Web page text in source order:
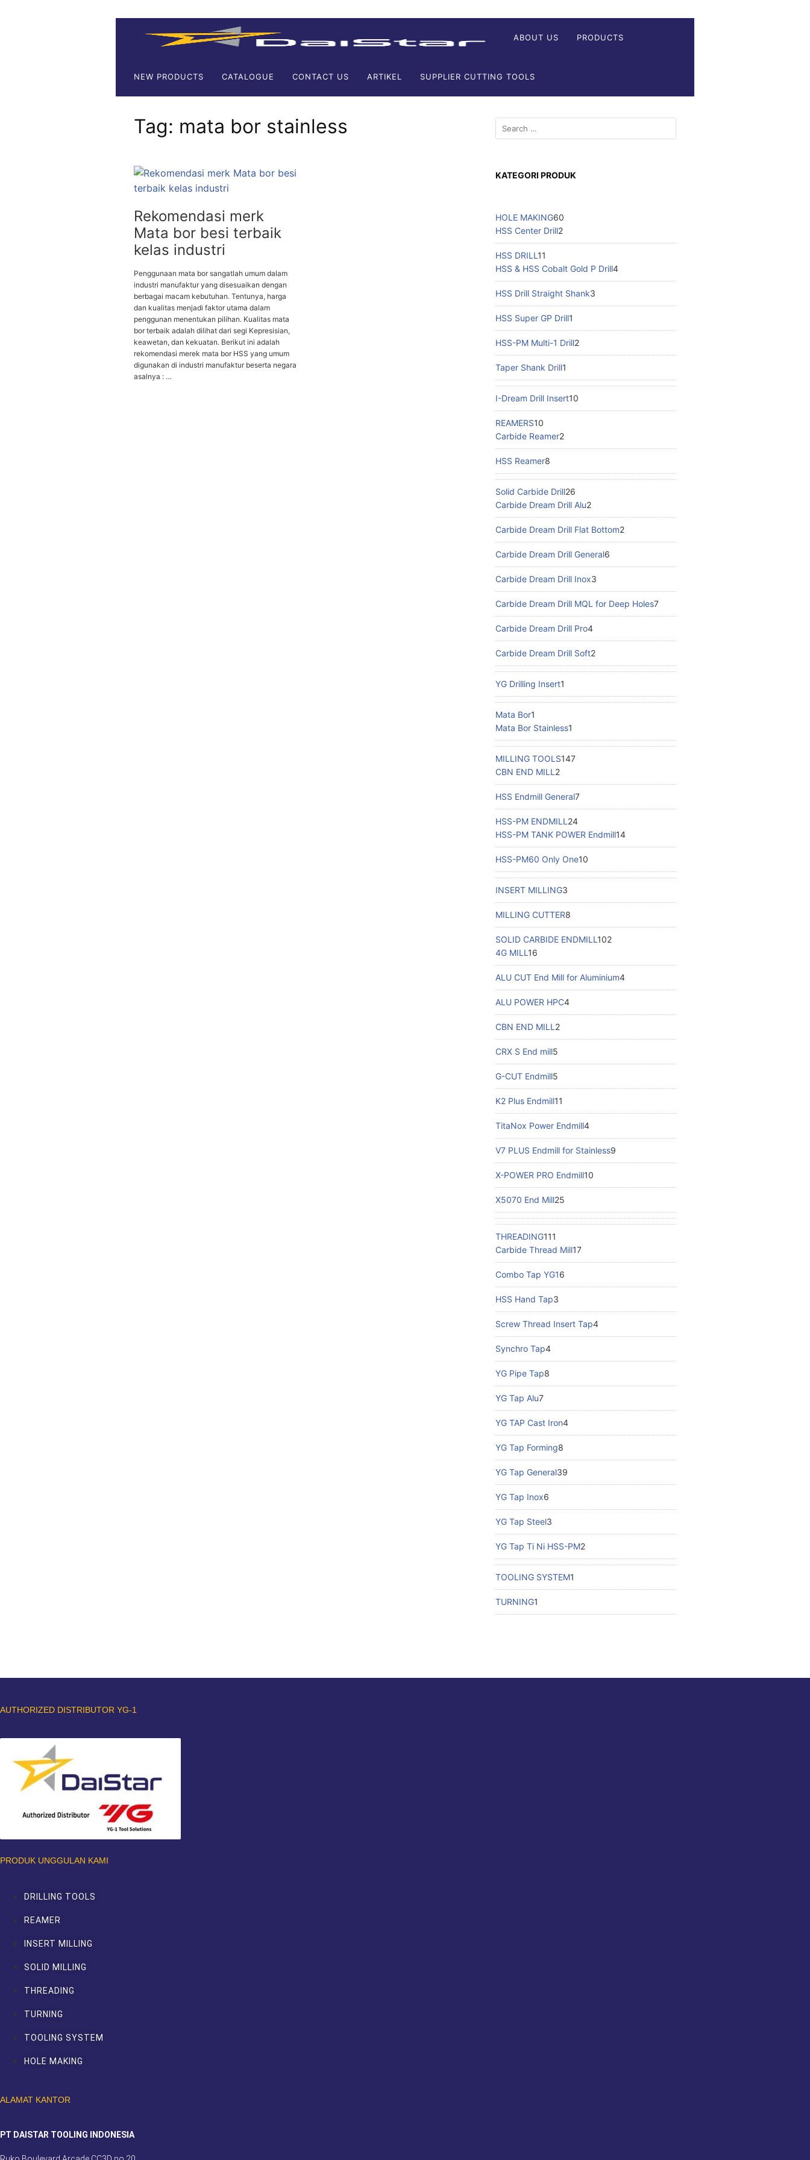
ABOUT US PRODUCTS
NEW PRODUCTS CATALOGUE CONTACT US ARTIKEL SUPPLIER CUTTING TOOLS
Tag: mata bor stainless
Rekomendasi merk
Mata bor besi terbaik
kelas industri
Penggunaan mata bor sangatlah umum dalam
industri manufaktur yang disesuaikan dengan
berbagai macam kebutuhan. Tentunya, harga
dan kualitas menjadi faktor utama dalam
penggunan menentukan pilihan. Kualitas mata
bor terbaik adalah dilihat dari segi Kepresisian,
keawetan, dan kekuatan. Berikut ini adalah
rekomendasi merek mata bor HSS yang umum
digunakan di industri manufaktur beserta negara
asalnya : …
KATEGORI PRODUK
HOLE MAKING60
HSS Center Drill2
HSS DRILL 11
HSS & HSS Cobalt Gold P Drill4
HSS Drill Straight Shank3
HSS Super GP Drill1
HSS-PM Multi-1 Drill2
Taper Shank Drill1
I-Dream Drill Insert10
REAMERS10
Carbide Reamer2
HSS Reamer8
Solid Carbide Drill26
Carbide Dream Drill Alu2
Carbide Dream Drill Flat Bottom2
Carbide Dream Drill General6
Carbide Dream Drill Inox3
Carbide Dream Drill MQL for Deep Holes7
Carbide Dream Drill Pro4
Carbide Dream Drill Soft2
YG Drilling Insert1
Mata Bor1
Mata Bor Stainless1
MILLING TOOLS147
CBN END MILL 2
HSS Endmill General7
HSS-PM ENDMILL 24
HSS-PM TANK POWER Endmill14
HSS-PM60 Only One10
INSERT MILLING3
MILLING CUTTER8
SOLID CARBIDE ENDMILL 102
4G MILL 16
ALU CUT End Mill for Aluminium4
ALU POWER HPC4
CBN END MILL 2
CRX S End mill5
G-CUT Endmill5
K2 Plus Endmill11
TitaNox Power Endmill4
V7 PLUS Endmill for Stainless9
X-POWER PRO Endmill10
X5070 End Mill25
THREADING111
Carbide Thread Mill17
Combo Tap YG16
HSS Hand Tap3
Screw Thread Insert Tap4
Synchro Tap4
YG Pipe Tap8
YG Tap Alu7
YG TAP Cast Iron4
YG Tap Forming8
YG Tap General39
YG Tap Inox6
YG Tap Steel3
YG Tap Ti Ni HSS-PM2
TOOLING SYSTEM1
TURNING1
AUTHORIZED DISTRIBUTOR YG-1
PRODUK UNGGULAN KAMI
DRILLING TOOLS
REAMER
INSERT MILLING
SOLID MILLING
THREADING
TURNING
TOOLING SYSTEM
HOLE MAKING
ALAMAT KANTOR
PT DAISTAR TOOLING INDONESIA